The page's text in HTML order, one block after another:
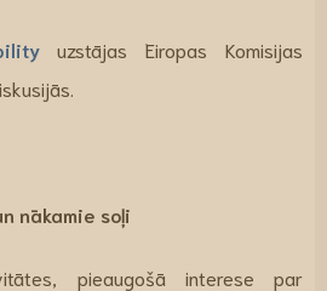
uzstājas Eiropas Komisijas
nākamie soļi
pieaugošā interese par